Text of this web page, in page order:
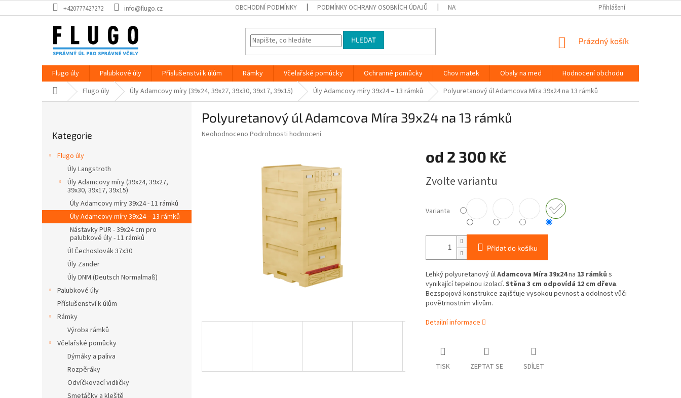
na
+420777427272 info@flugo.cz OBCHODNÍ PODMÍNKY PODMÍNKY OCHRANY OSOBNÍCH ÚDAJŮ NAPIŠTE NÁM MAPA SERVERUPřihlášení
HLEDAT
NÁKUPNÍ
Prázdný košík
Flugo úly Palubkové úly Příslušenství k úlům Rámky Včelařské pomůcky Ochranné pomůcky Chov matek Obaly na med
Hodnocení obchodu
Domů Flugo úly Úly Adamcovy míry (39x24, 39x27, 39x30, 39x17, 39x15) Úly Adamcovy míry 39x24 – 13 rámků Polyuretanový úl Adamcova Míra 39x24 na 13 rámků
p
kategorie
Kategorie
Flugo úly
Úly Langstroth
Úly Adamcovy míry (39x24, 39x27,
39x30, 39x17, 39x15)
Úly Adamcovy míry 39x24 - 11 rámků
Úly Adamcovy míry 39x24 – 13 rámků
Nástavky PUR - 39x24 cm pro
palubkové úly - 11 rámků
Úl Čechoslovák 37x30
Úly Zander
Úly DNM (Deutsch Normalmaß)
Palubkové úly
Příslušenství k úlům
Rámky
Výroba rámků
Včelařské pomůcky
Dýmáky a paliva
Rozpěráky
Odvíčkovací vidličky
Smetáčky a kleště
Polyuretanový úl Adamcova Míra 39x24 na 13 rámků
Průměrné
Neohodnoceno Podrobnosti hodnocení
od 2 300 Kč
cena:
Zvolte variantu
Varianta
Přidat do košíku
Lehký polyuretanový úlAdamcova Míra 39x24na 13 rámků s
vynikající tepelnou izolací. Stěna 3 cm odpovídá 12 cm dřeva.
Bezspojová konstrukce zajišťuje vysokou pevnost a odolnost vůči
povětrnostním vlivům.
Detailní informace
TISK ZEPTAT SE SDÍLET